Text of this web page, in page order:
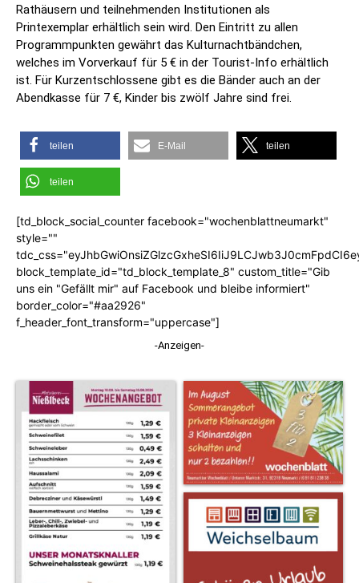
Rathäusern und teilnehmenden Institutionen als
Printexemplar erhältlich sein wird. Den Eintritt zu allen
Programmpunkten gewährt das Kulturnachtbändchen,
welches im Vorverkauf für 5 € in der Tourist-Info erhältlich
ist. Für Kurzentschlossene gibt es die Bänder auch an der
Abendkasse für 7 €, Kinder bis zwölf Jahre sind frei.
teilen E-Mail teilen
teilen
[td_block_social_counter facebook="wochenblattneumarkt"
style=""
block_template_id="td_block_template_8" custom_title="Gib
uns ein "Gefällt mir" auf Facebook und bleibe informiert"
border_color="#aa2926"
f_header_font_transform="uppercase"]
-Anzeigen-